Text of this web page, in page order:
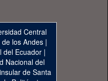
Central
los Andes|
del Ecuador|
Nacional del
de Santa